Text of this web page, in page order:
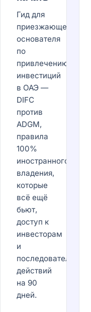
Гид для
приезжающего
основателя
по
привлечению
инвестиций
в ОАЭ —
DIFC
против
ADGM,
правила
100%
иностранного
владения,
которые
всё ещё
бьют,
доступ к
инвесторам
и
последовательность
действий
на 90
дней.